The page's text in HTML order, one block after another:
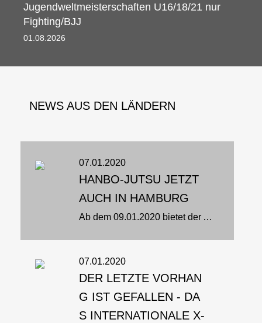
Jugendweltmeisterschaften U16/18/21 nur
Fighting/BJJ
01.08.2026 08:00 - 09.08.2026 08:30
NEWS AUS DEN LÄNDERN
07.01.2020
HANBO-JUTSU JETZT
AUCH IN HAMBURG
Ab dem 09.01.2020 bietet der AMTV jetzt auch Hanbo-Jutsu an: Wo?AMTV- Altrahlstedter Männerturnverein von 1893 e.V.Abt. Hanbo-JutsuBrockdorffstraße 64 22149 Hamburg Wann? Donnerstags von 19:00 – 20:30 Was?Moderne...
07.01.2020
DER LETZTE VORHAN
G IST GEFALLEN - DA
S INTERNATIONALE X-